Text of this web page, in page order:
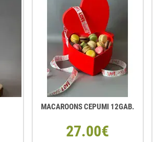
MACAROONS CEPUMI 12GAB.
27.00€